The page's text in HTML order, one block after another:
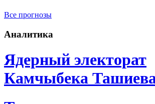
Все прогнозы
Аналитика
Ядерный электорат
Камчыбека